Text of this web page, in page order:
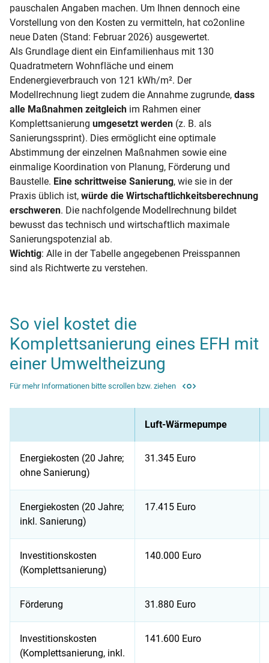
pauschalen Angaben machen. Um Ihnen dennoch eine
Vorstellung von den Kosten zu vermitteln, hat co2online
neue Daten (Stand: Februar 2026) ausgewertet.
Als Grundlage dient ein Einfamilienhaus mit 130
Quadratmetern Wohnfläche und einem
Endenergieverbrauch von 121 kWh/m². Der
Modellrechnung liegt zudem die Annahme zugrunde, dass
alle Maßnahmen zeitgleich im Rahmen einer
Komplettsanierung umgesetzt werden (z. B. als
Sanierungssprint). Dies ermöglicht eine optimale
Abstimmung der einzelnen Maßnahmen sowie eine
einmalige Koordination von Planung, Förderung und
Baustelle. Eine schrittweise Sanierung, wie sie in der
Praxis üblich ist, würde die Wirtschaftlichkeitsberechnung
erschweren. Die nachfolgende Modellrechnung bildet
bewusst das technisch und wirtschaftlich maximale
Sanierungspotenzial ab.
Wichtig: Alle in der Tabelle angegebenen Preisspannen
sind als Richtwerte zu verstehen.
So viel kostet die
Komplettsanierung eines EFH mit
einer Umweltheizung
Für mehr Informationen bitte scrollen bzw. ziehen
Luft-Wärmepumpe
Energiekosten (20 Jahre;
ohne Sanierung)
31.345 Euro
Energiekosten (20 Jahre;
inkl. Sanierung)
17.415 Euro
Investitionskosten
(Komplettsanierung)
140.000 Euro
Förderung 31.880 Euro
Investitionskosten
(Komplettsanierung, inkl.
141.600 Euro